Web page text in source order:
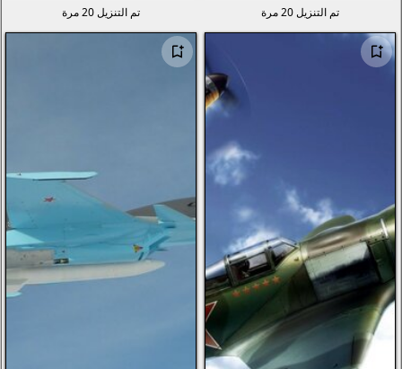
تم التنزيل 20 مرة